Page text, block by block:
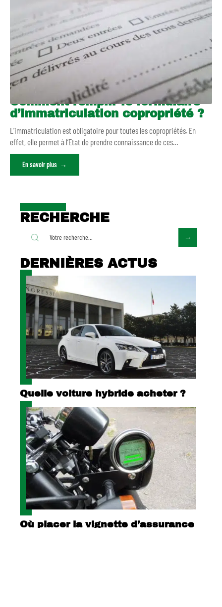
Comment remplir le formulaire
d’immatriculation copropriété ?
L’immatriculation est obligatoire pour toutes les copropriétés. En
effet, elle permet à l’Etat de prendre connaissance de ces…
En savoir plus
RECHERCHE
DERNIÈRES ACTUS
Quelle voiture hybride acheter ?
Où placer la vignette d’assurance